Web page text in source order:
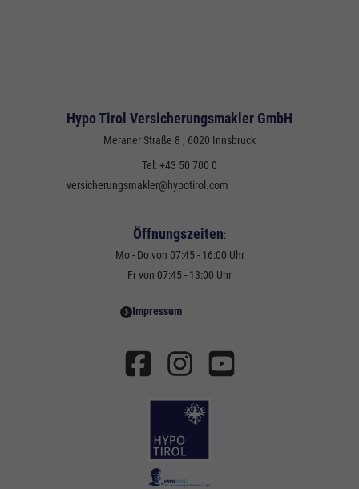
Hypo Tirol Versicherungsmakler GmbH
Meraner Straße 8 , 6020 Innsbruck
Tel:+43 50 700 0
versicherungsmakler@hypotirol.com
Öffnungszeiten:
Mo - Do von 07:45 - 16:00 Uhr
Fr von 07:45 - 13:00 Uhr
Impressum